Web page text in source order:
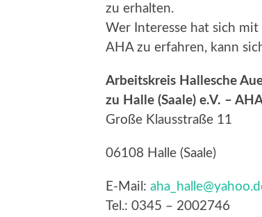
zu erhalten.
Wer Interesse hat sich
AHA zu erfahren, kann
Arbeitskreis Hallesche
zu Halle (Saale) e.V. –
Große Klausstraße 11
06108 Halle (Saale)
E-Mail:
Tel.: 0345 – 2002746